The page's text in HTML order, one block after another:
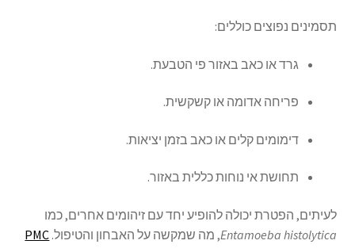
תסמינים נפוצים כוללים:
גרד או כאב באזור פי הטבעת.
פריחה אדומה או קשקשית.
דימומים קלים או כאב בזמן יציאות.
תחושת אי נוחות כללית באזור.
לעיתים, הפטרת יכולה להופיע יחד עם זיהומים אחרים, כמו
Entamoeba histolytica, מה שמקשה על האבחון והטיפול. PMC